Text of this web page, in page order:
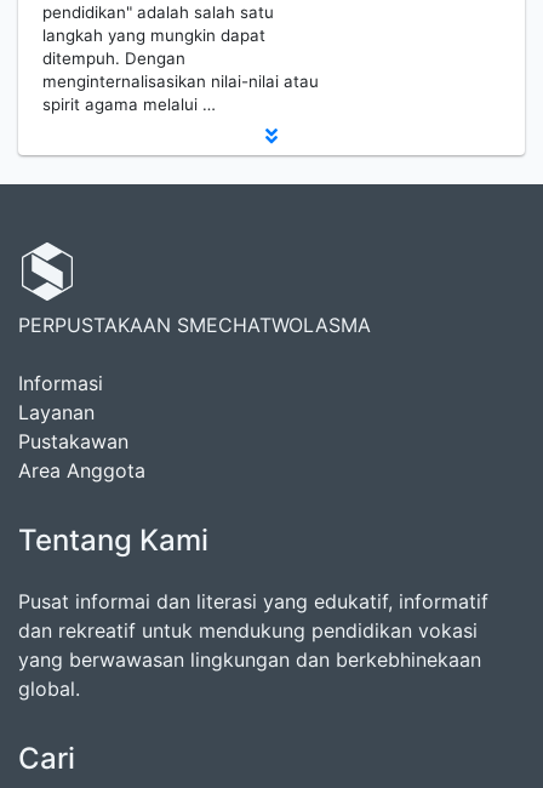
pendidikan" adalah salah satu
langkah yang mungkin dapat
ditempuh. Dengan
menginternalisasikan nilai-nilai atau
spirit agama melalui …
PERPUSTAKAAN SMECHATWOLASMA
Informasi
Layanan
Pustakawan
Area Anggota
Tentang Kami
Pusat informai dan literasi yang edukatif, informatif
dan rekreatif untuk mendukung pendidikan vokasi
yang berwawasan lingkungan dan berkebhinekaan
global.
Cari